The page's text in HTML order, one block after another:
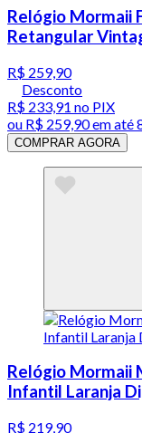
Relógio Mormaii
Retangular
R$ 259,90
Desconto
R$ 233,91 no PIX
ou R$ 259,90em até
COMPRAR AGORA
Relógio Mormaii
Infantil Laranja
R$ 219,90